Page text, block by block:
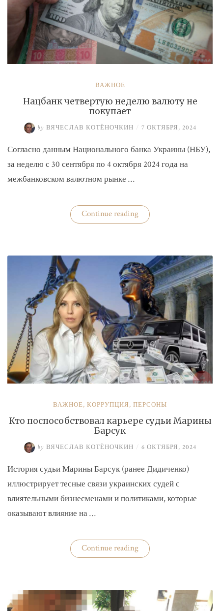
ВАЖНОЕ
Нацбанк четвертую неделю валюту не
покупает
by ВЯЧЕСЛАВ КОТЁНОЧКИН / 7 ОКТЯБРЯ, 2024
Согласно данным Национального банка Украины (НБУ),
за неделю с 30 сентября по 4 октября 2024 года на
межбанковском валютном рынке …
Continue reading«Нацбанк
четвертую
покупает»
ВАЖНОЕ, КОРРУПЦИЯ, ПЕРСОНЫ
Кто поспособствовал карьере судьи Марины
Барсук
by ВЯЧЕСЛАВ КОТЁНОЧКИН / 6 ОКТЯБРЯ, 2024
История судьи Марины Барсук (ранее Дидиченко)
иллюстрирует тесные связи украинских судей с
влиятельными бизнесменами и политиками, которые
оказывают влияние на …
Continue reading«Кто
поспособствовал
Барсук»